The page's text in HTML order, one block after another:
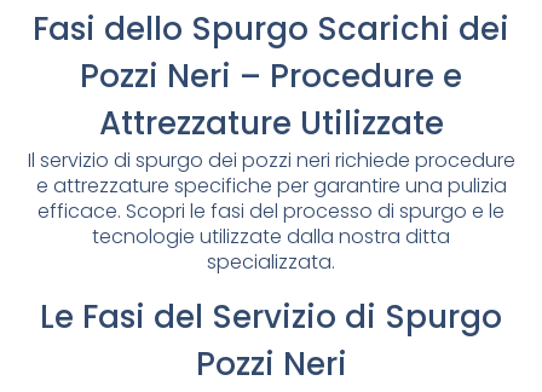
Fasi dello Spurgo Scarichi dei
Pozzi Neri – Procedure e
Attrezzature Utilizzate
Il servizio di spurgo dei pozzi neri richiede procedure
e attrezzature specifiche per garantire una pulizia
efficace. Scopri le fasi del processo di spurgo e le
tecnologie utilizzate dalla nostra ditta
specializzata.
Le Fasi del Servizio di Spurgo
Pozzi Neri